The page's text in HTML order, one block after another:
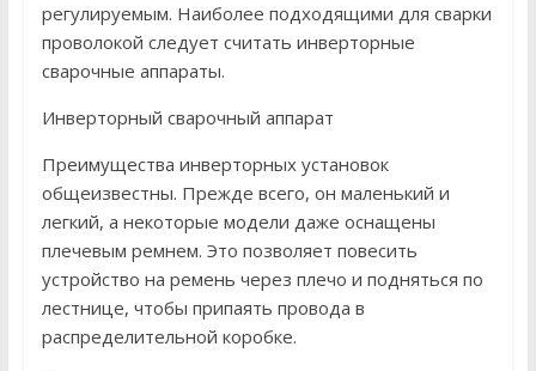
регулируемым. Наиболее подходящими для сварки
проволокой следует считать инверторные
сварочные аппараты.
Инверторный сварочный аппарат
Преимущества инверторных установок
общеизвестны. Прежде всего, он маленький и
легкий, а некоторые модели даже оснащены
плечевым ремнем. Это позволяет повесить
устройство на ремень через плечо и подняться по
лестнице, чтобы припаять провода в
распределительной коробке.